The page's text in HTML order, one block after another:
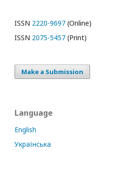
ISSN 2220-9697 (Online)
ISSN 2075-5457 (Print)
Make a Submission
Language
English
Українська